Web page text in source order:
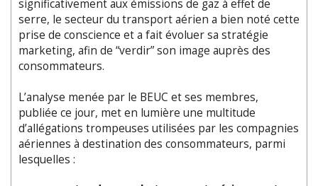
significativement aux émissions de gaz à effet de
serre, le secteur du transport aérien a bien noté cette
prise de conscience et a fait évoluer sa stratégie
marketing, afin de “verdir” son image auprès des
consommateurs.
L’analyse menée par le BEUC et ses membres,
publiée ce jour, met en lumière une multitude
d’allégations trompeuses utilisées par les compagnies
aériennes à destination des consommateurs, parmi
lesquelles :